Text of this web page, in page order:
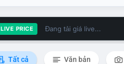
LIVE PRICE Đang tải giá live...
Tất cả Văn bản